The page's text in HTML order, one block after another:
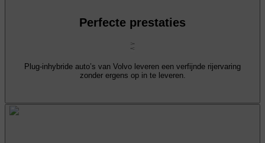
Perfecte prestaties
Plug-inhybride auto’s van Volvo leveren een verfijnde rijervaring
zonder ergens op in te leveren.